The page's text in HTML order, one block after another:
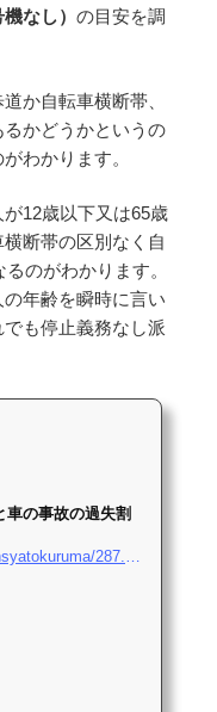
なし） の目安を調
か自転車横断帯、
かどうかというの
わかります。
12歳以下又は65歳
断帯の区別なく自
のがわかります。
年齢を瞬時に言い
も停止義務なし派
車の事故の過失割